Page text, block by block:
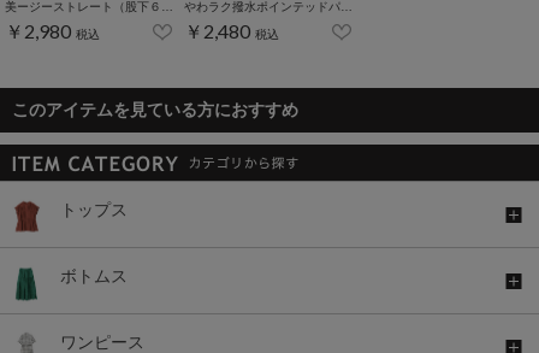
￥2,980 税込 ￥2,480 税込
このアイテムを見ている方におすすめ
トップス
ボトムス
ワンピース